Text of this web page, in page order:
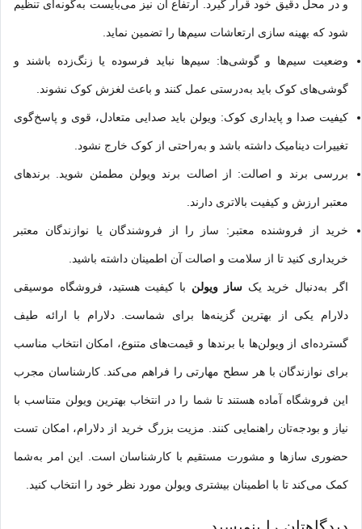
و در محل دقیق خود قرار گیرد. ارتفاع آن نیز می‌بایست به‌گونه‌ای تنظیم
شود که بهینه سازی ارتعاشات سیم‌ها را تضمین نماید.
وضعیت سیم‌ها و گوشی‌ها: سیم‌ها نباید فرسوده یا زنگ‌زده باشند و
گوشی‌های کوک باید به‌درستی عمل کنند و باعث لغزش کوک نشوند.
کیفیت صدا و پایداری کوک: ویولن باید صدایی متعادل، قوی و پاسخ‌گوی
تغییرات دینامیک داشته باشد و به‌راحتی از کوک خارج نشود.
بررسی برند و اصالت: از اصالت برند ویولن مطمئن شوید. برندهای
معتبر ارزش و کیفیت بالاتری دارند.
خرید از فروشنده معتبر: ساز را از فروشندگان یا نوازندگان معتبر
خریداری کنید تا از سلامت و اصالت آن اطمینان داشته باشید.
اگر به‌دنبال خرید یکساز ویولن با کیفیت هستید، فروشگاه موسیقی
دلارام یکی از بهترین گزینه‌ها برای شماست. دلارام با ارائه طیف
گسترده‌ای از ویولن‌ها با برندها و قیمت‌های متنوع، امکان انتخاب مناسب
برای نوازندگان با هر سطح مهارتی را فراهم می‌کند. کارشناسان مجرب
این فروشگاه آماده هستند تا شما را در انتخاب بهترین ویولن متناسب با
نیاز و بودجه‌تان راهنمایی کنند. مزیت بزرگ خرید از دلارام، امکان تست
حضوری سازها و مشورت مستقیم با کارشناسان است. این امر به‌شما
کمک می‌کند تا با اطمینان بیشتری ویولن مورد نظر خود را انتخاب کنید.